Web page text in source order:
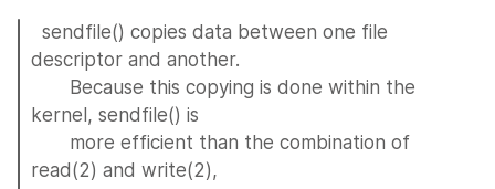
  sendfile() copies data between one file
descriptor and another.
kernel, sendfile() is
read(2) and write(2),